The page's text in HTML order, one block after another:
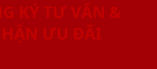
KÝ TƯ VẤN &
ƯU ĐÃI